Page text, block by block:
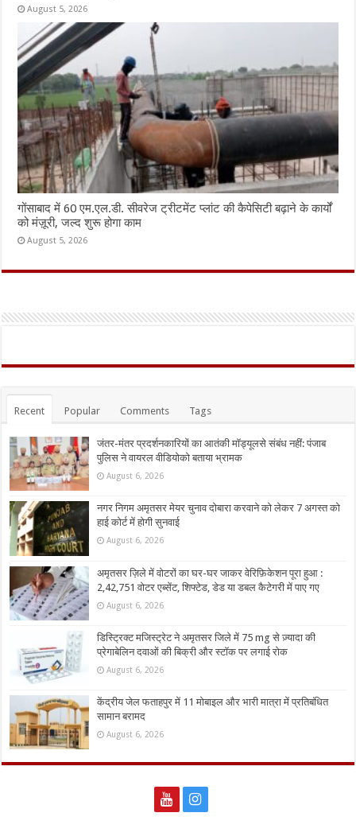
August 5, 2026
गोंसाबाद में 60 एम.एल.डी. सीवरेज ट्रीटमेंट प्लांट की कैपेसिटी बढ़ाने के कार्यों
को मंज़ूरी, जल्द शुरू होगा काम
August 5, 2026
Recent Popular Comments Tags
जंतर-मंतर प्रदर्शनकारियों का आतंकी मॉड्यूलसे संबंध नहीं: पंजाब
पुलिस ने वायरल वीडियोको बताया भ्रामक
August 6, 2026
नगर निगम अमृतसर मेयर चुनाव दोबारा करवाने को लेकर 7 अगस्त को
हाई कोर्ट में होगी सुनवाई
August 6, 2026
अमृतसर ज़िले में वोटरों का घर-घर जाकर वेरिफ़िकेशन पूरा हुआ :
2,42,751 वोटर एब्सेंट, शिफ्टेड, डेड या डबल कैटेगरी में पाए गए
August 6, 2026
डिस्ट्रिक्ट मजिस्ट्रेट ने अमृतसर जिले में 75 mg से ज़्यादा की
प्रेगाबेलिन दवाओं की बिक्री और स्टॉक पर लगाई रोक
August 6, 2026
केंद्रीय जेल फताहपुर में 11 मोबाइल और भारी मात्रा में प्रतिबंधित
सामान बरामद
August 6, 2026